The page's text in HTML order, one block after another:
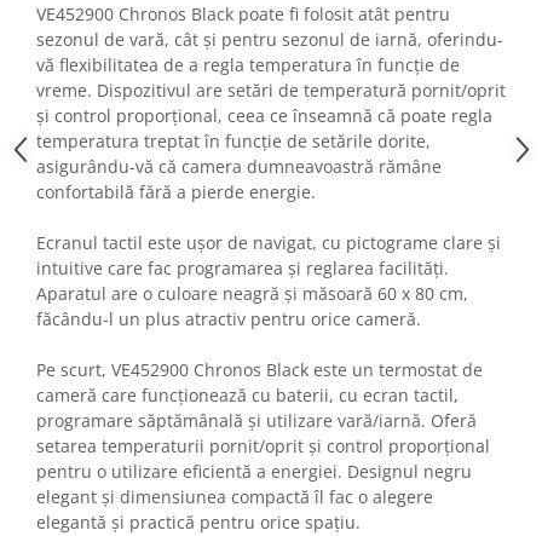
Imbracaminte barbati
Imbracaminte femei
Imbracaminte si Incaltaminte copii
Incaltaminte barbati
Incaltaminte femei
Ochelari de soare
Ochelari de vedere
Gaming, Carti & Birotica
Birotica & Papetarie
Console, Jocuri & Accesorii
Ingrijire personala & Cosmetice
Accesorii aparate de ras electrice
Accesorii aparate hair styling
Aparate & Accesorii ingrijire
personala
Aparate cosmetice
Articole Sanatate si Wellness
VE452900 Chronos Black poate fi folosit atât pentru
sezonul de vară, cât și pentru sezonul de iarnă, oferindu-
vă flexibilitatea de a regla temperatura în funcție de
vreme. Dispozitivul are setări de temperatură pornit/oprit
și control proporțional, ceea ce înseamnă că poate regla
temperatura treptat în funcție de setările dorite,
asigurându-vă că camera dumneavoastră rămâne
confortabilă fără a pierde energie.
Ecranul tactil este ușor de navigat, cu pictograme clare și
intuitive care fac programarea și reglarea facilități.
Aparatul are o culoare neagră și măsoară 60 x 80 cm,
făcându-l un plus atractiv pentru orice cameră.
Pe scurt, VE452900 Chronos Black este un termostat de
cameră care funcționează cu baterii, cu ecran tactil,
programare săptămânală și utilizare vară/iarnă. Oferă
setarea temperaturii pornit/oprit și control proporțional
pentru o utilizare eficientă a energiei. Designul negru
elegant și dimensiunea compactă îl fac o alegere
elegantă și practică pentru orice spațiu.